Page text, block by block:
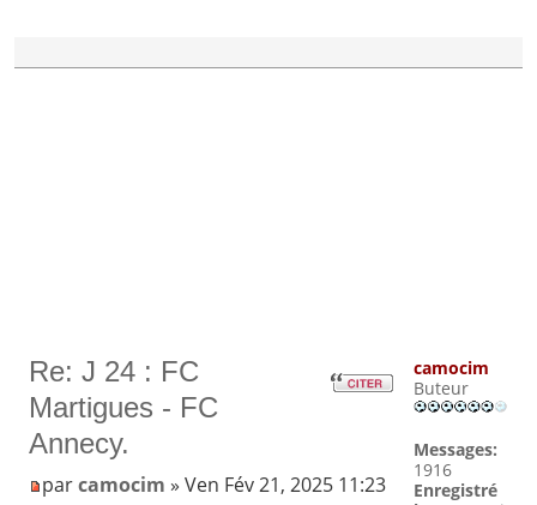
Re: J 24 : FC
Martigues - FC
Annecy.
parcamocim » Ven Fév 21, 2025 11:23
camocim
Buteur
Messages:
1916
Enregistré